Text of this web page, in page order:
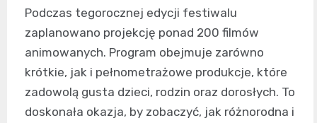
Podczas tegorocznej edycji festiwalu
zaplanowano projekcję ponad 200 filmów
animowanych. Program obejmuje zarówno
krótkie, jak i pełnometrażowe produkcje, które
zadowolą gusta dzieci, rodzin oraz dorosłych. To
doskonała okazja, by zobaczyć, jak różnorodna i